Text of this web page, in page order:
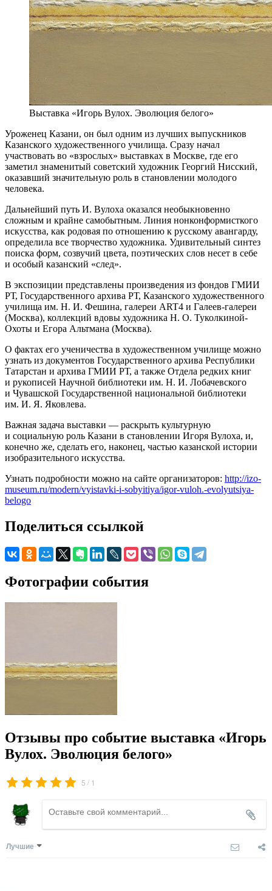
Выставка «Игорь Вулох. Эволюция белого»
Уроженец Казани, он был одним из лучших выпускников
Казанского художественного училища. Сразу начал
участвовать во «взрослых» выставках в Москве, где его
заметил знаменитый советский художник Георгий Нисский,
оказавший значительную роль в становлении молодого
человека.
Дальнейший путь И. Вулоха оказался необыкновенно
сложным и крайне самобытным. Линия нонконформисткого
искусства, как родовая по отношению к русскому авангарду,
определила все творчество художника. Удивительный синтез
поиска форм, созвучий цвета, поэтических слов несет в себе
и особый казанский «след».
В экспозиции представлены произведения из фондов ГМИИ
РТ, Государственного архива РТ, Казанского художественного
училища им. Н. И. Фешина, галереи ART4 и Галеев-галереи
(Москва), коллекций вдовы художника Н. О. Туколкиной-
Охоты и Егора Альтмана (Москва).
О фактах его ученичества в художественном училище можно
узнать из документов Государственного архива Республики
Татарстан и архива ГМИИ РТ, а также Отдела редких книг
и рукописей Научной библиотеки им. Н. И. Лобачевского
и Чувашской Государственной национальной библиотеки
им. И. Я. Яковлева.
Важная задача выставки — раскрыть культурную
и социальную роль Казани в становлении Игоря Вулоха, и,
конечно же, сделать его, наконец, частью казанской истории
изобразительного искусства.
Узнать подробности можно на сайте организаторов: http://izo-
museum.ru/modern/vyistavki-i-sobyitiya/igor-vuloh.-evolyutsiya-
belogo
Поделиться ссылкой
Фотографии события
Отзывы про событие выставка «Игорь
Вулох. Эволюция белого»
5 / 1
Лучшие